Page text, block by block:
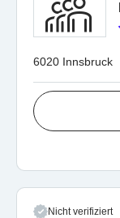
6020 Innsbruck
Nicht verifiziert